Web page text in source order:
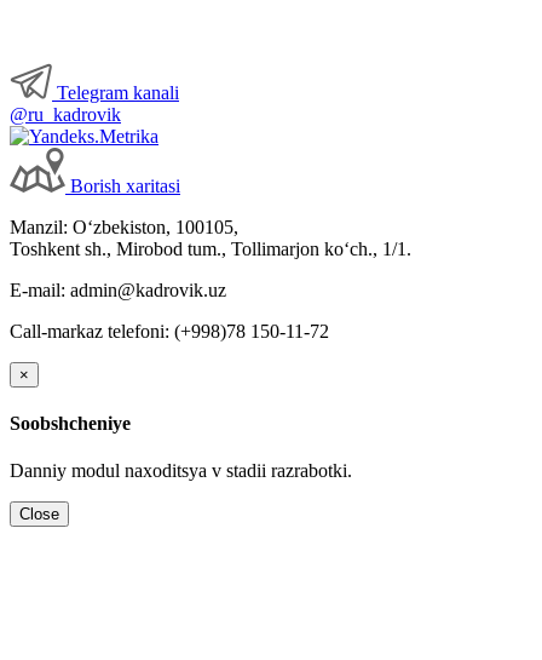
Telegram kanali
@ru_kadrovik
Borish хaritasi
Manzil: Oʻzbekiston, 100105,
Toshkent sh., Mirobod tum., Tollimarjon koʻch., 1/1.
E-mail: admin@kadrovik.uz
Call-markaz telefoni: (+998)78 150-11-72
×
Soobshcheniye
Danniy modul naхoditsya v stadii razrabotki.
Close